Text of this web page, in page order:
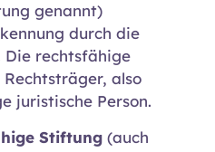
genannt)
durch die
rechtsfähige
also
juristische Person.
Stiftung (auch